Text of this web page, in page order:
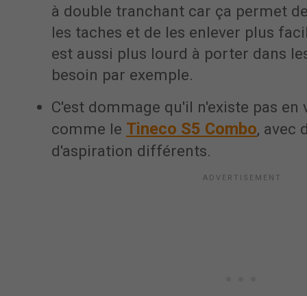
à double tranchant car ça permet
les taches et de les enlever plus
est aussi plus lourd à porter dans
besoin par exemple.
C'est dommage qu'il n'existe pas
comme le Tineco S5 Combo, avec
d'aspiration différents.